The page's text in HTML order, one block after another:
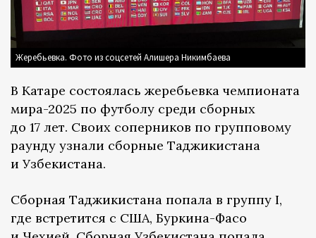
Жеребьевка. Фото из соцсетей Алишера Никимбаева
В Катаре состоялась жеребьевка чемпионата
мира-2025 по футболу среди сборных
до 17 лет. Своих соперников по групповому
раунду узнали сборные Таджикистана
и Узбекистана.
Сборная Таджикистана попала в группу I,
где встретится с США, Буркина-Фасо